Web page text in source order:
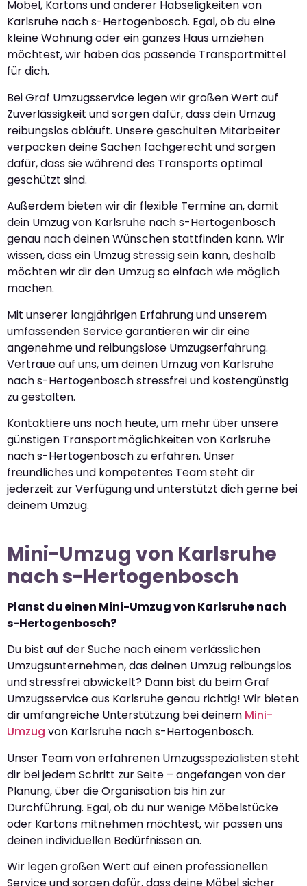
Möbel, Kartons und anderer Habseligkeiten von
Karlsruhe nach s-Hertogenbosch. Egal, ob du eine
kleine Wohnung oder ein ganzes Haus umziehen
möchtest, wir haben das passende Transportmittel
für dich.
Bei Graf Umzugsservice legen wir großen Wert auf
Zuverlässigkeit und sorgen dafür, dass dein Umzug
reibungslos abläuft. Unsere geschulten Mitarbeiter
verpacken deine Sachen fachgerecht und sorgen
dafür, dass sie während des Transports optimal
geschützt sind.
Außerdem bieten wir dir flexible Termine an, damit
dein Umzug von Karlsruhe nach s-Hertogenbosch
genau nach deinen Wünschen stattfinden kann. Wir
wissen, dass ein Umzug stressig sein kann, deshalb
möchten wir dir den Umzug so einfach wie möglich
machen.
Mit unserer langjährigen Erfahrung und unserem
umfassenden Service garantieren wir dir eine
angenehme und reibungslose Umzugserfahrung.
Vertraue auf uns, um deinen Umzug von Karlsruhe
nach s-Hertogenbosch stressfrei und kostengünstig
zu gestalten.
Kontaktiere uns noch heute, um mehr über unsere
günstigen Transportmöglichkeiten von Karlsruhe
nach s-Hertogenbosch zu erfahren. Unser
freundliches und kompetentes Team steht dir
jederzeit zur Verfügung und unterstützt dich gerne bei
deinem Umzug.
Mini-Umzug von Karlsruhe
nach s-Hertogenbosch
Planst du einen Mini-Umzug von Karlsruhe nach
s-Hertogenbosch?
Du bist auf der Suche nach einem verlässlichen
Umzugsunternehmen, das deinen Umzug reibungslos
und stressfrei abwickelt? Dann bist du beim Graf
Umzugsservice aus Karlsruhe genau richtig! Wir bieten
dir umfangreiche Unterstützung bei deinem Mini-
Umzug von Karlsruhe nach s-Hertogenbosch.
Unser Team von erfahrenen Umzugsspezialisten steht
dir bei jedem Schritt zur Seite – angefangen von der
Planung, über die Organisation bis hin zur
Durchführung. Egal, ob du nur wenige Möbelstücke
oder Kartons mitnehmen möchtest, wir passen uns
deinen individuellen Bedürfnissen an.
Wir legen großen Wert auf einen professionellen